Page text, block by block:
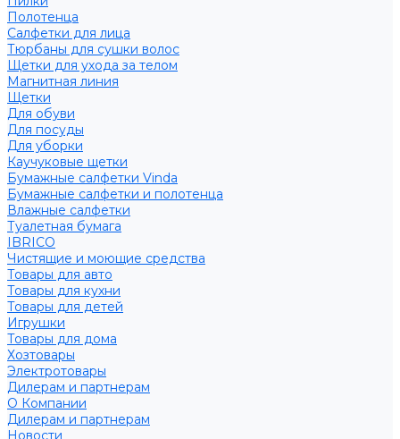
Полотенца
Салфетки для лица
Тюрбаны для сушки волос
Щетки для ухода за телом
Магнитная линия
Щетки
Для обуви
Для посуды
Для уборки
Каучуковые щетки
Бумажные салфетки Vinda
Бумажные салфетки и полотенца
Влажные салфетки
Туалетная бумага
IBRICO
Чистящие и моющие средства
Товары для авто
Товары для кухни
Товары для детей
Игрушки
Товары для дома
Хозтовары
Электротовары
Дилерам и партнерам
О Компании
Дилерам и партнерам
Новости